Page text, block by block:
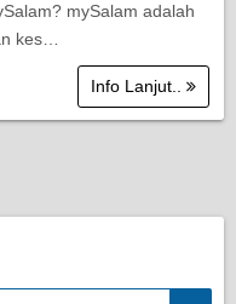
mySalam adalah
kes…
Info Lanjut..